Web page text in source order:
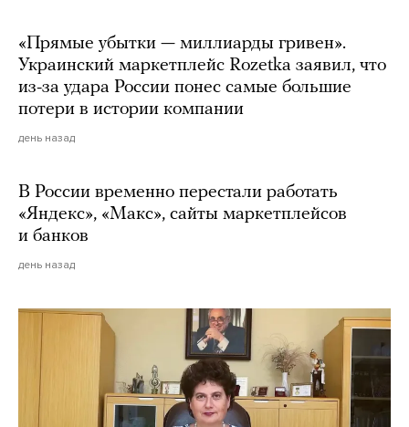
«Прямые убытки — миллиарды гривен».
Украинский маркетплейс Rozetka заявил, что
из-за удара России понес самые большие
потери в истории компании
день назад
В России временно перестали работать
«Яндекс», «Макс», сайты маркетплейсов
и банков
день назад